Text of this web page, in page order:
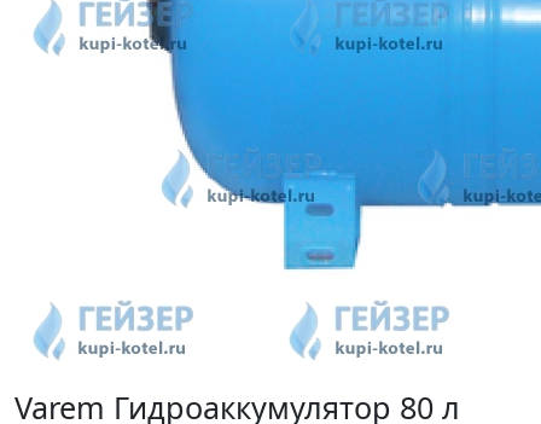
Varem Гидроаккумулятор 80 л